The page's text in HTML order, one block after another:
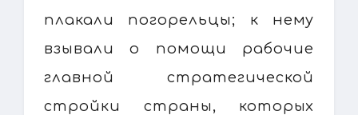
плакали погорельцы; к нему
взывали о помощи рабочие
главной стратегической
стройки страны, которых